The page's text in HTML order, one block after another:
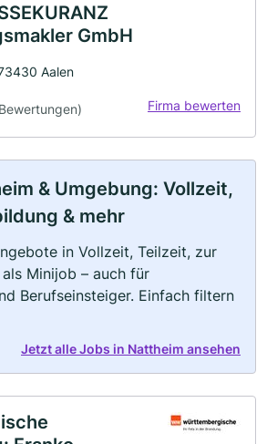
GmbH
Aalen
Firma bewerten
& Umgebung: Vollzeit,
& mehr
in Vollzeit, Teilzeit, zur
Minijob – auch für
Berufseinsteiger. Einfach filtern
Jetzt alle Jobs in Nattheim ansehen